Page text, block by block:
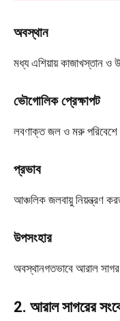
অবস্থান
মধ্য এশিয়ায় কাজাখস্তান ও
ভৌগোলিক প্রেক্ষাপট
লবণাক্ত জল ও মরু
প্রভাব
আঞ্চলিক জলবায়ু নিয়ন্ত্রণ
উপসংহার
অবস্থানগতভাবে আরাল
2. আরাল সাগরের